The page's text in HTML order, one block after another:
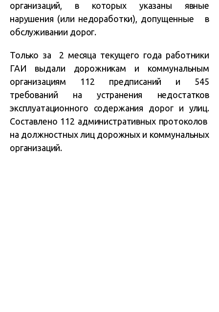
организаций, в которых указаны явные
нарушения (или недоработки), допущенные в
обслуживании дорог.
Только за 2 месяца текущего года работники
ГАИ выдали дорожникам и коммунальным
организациям 112 предписаний и 545
требований на устранения недостатков
эксплуатационного содержания дорог и улиц.
Составлено 112 административных протоколов
на должностных лиц дорожных и коммунальных
организаций.